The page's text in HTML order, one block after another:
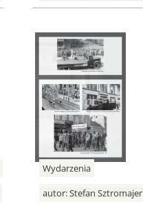
Wydarzenia
autor:Stefan Sztromajer